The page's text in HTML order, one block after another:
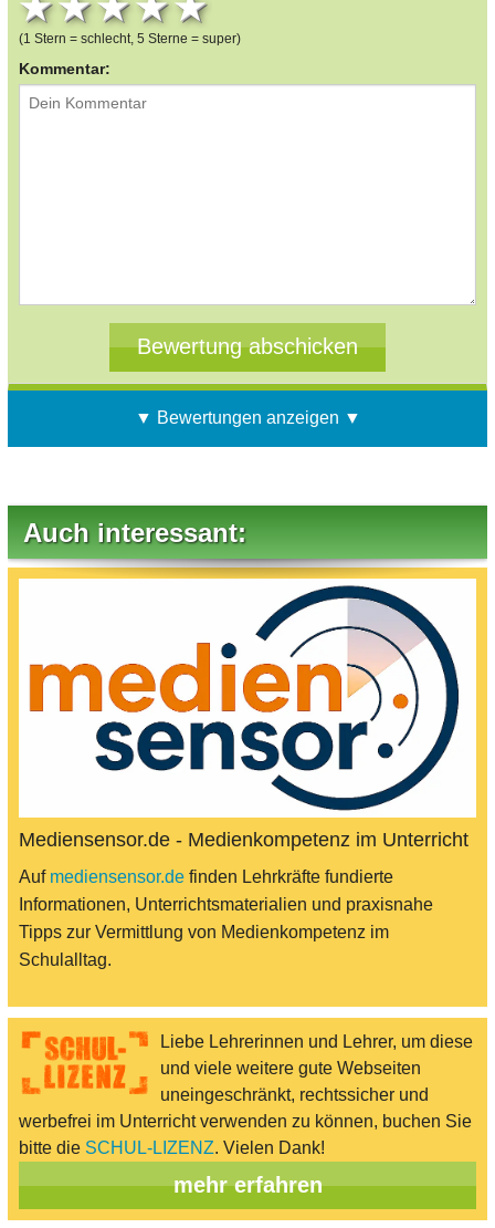
4 stars
3 stars
2 stars
1 star
(1 Stern = schlecht, 5 Sterne = super)
Kommentar:
▼ Bewertungen anzeigen ▼
Auch interessant:
Mediensensor.de - Medienkompetenz im Unterricht
Auf mediensensor.de finden Lehrkräfte fundierte
Informationen, Unterrichtsmaterialien und praxisnahe
Tipps zur Vermittlung von Medienkompetenz im
Schulalltag.
Liebe Lehrerinnen und Lehrer, um diese
und viele weitere gute Webseiten
uneingeschränkt, rechtssicher und
werbefrei im Unterricht verwenden zu können, buchen Sie
bitte die SCHUL-LIZENZ. Vielen Dank!
mehr erfahren